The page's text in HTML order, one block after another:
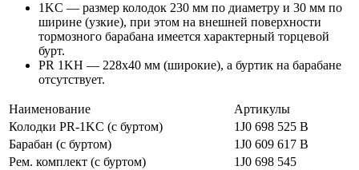
1KC — размер колодок 230 мм по диаметру и 30 мм по
ширине (узкие), при этом на внешней поверхности
тормозного барабана имеется характерный торцевой
бурт.
PR 1KH — 228х40 мм (широкие), а буртик на барабане
отсутствует.
Наименование
Артикулы
Колодки PR-1KC (с буртом)
1J0 698 525 B
Барабан (с буртом)
1J0 609 617 B
Рем. комплект (с буртом)
1J0 698 545